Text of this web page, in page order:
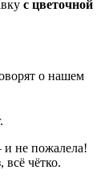
с цветочной
о нашем
и не пожалела!
чётко.